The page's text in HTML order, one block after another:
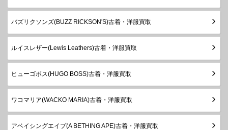
バズリクソンズ(BUZZ RICKSON'S)古着・洋服買取
ルイスレザー(Lewis Leathers)古着・洋服買取
ヒューゴボス(HUGO BOSS)古着・洋服買取
ワコマリア(WACKO MARIA)古着・洋服買取
アベイシングエイプ(A BETHING APE)古着・洋服買取